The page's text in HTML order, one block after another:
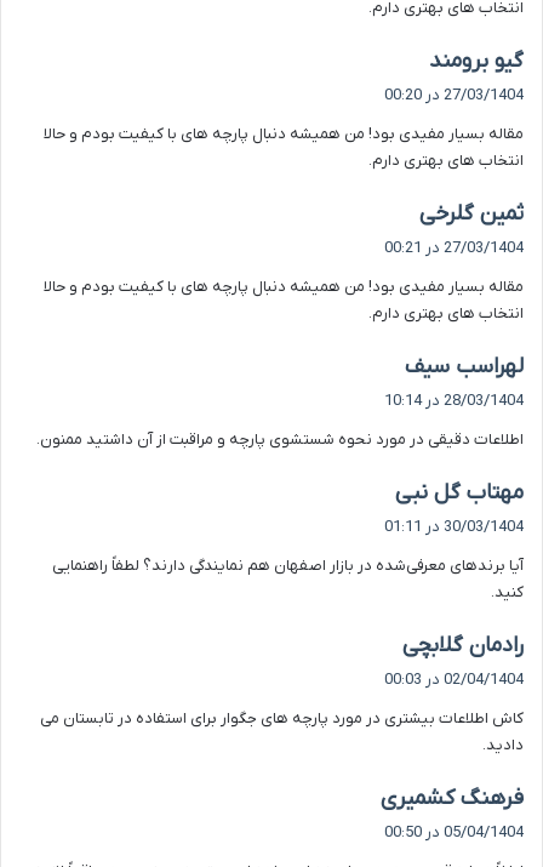
انتخاب های بهتری دارم.
گیو برومند
:
27/03/1404 در 00:20
مقاله بسیار مفیدی بود! من همیشه دنبال پارچه های با کیفیت بودم و حالا
انتخاب های بهتری دارم.
ثمین گلرخی
ف
:
27/03/1404 در 00:21
مقاله بسیار مفیدی بود! من همیشه دنبال پارچه های با کیفیت بودم و حالا
انتخاب های بهتری دارم.
لهراسب سیف
ف
:
28/03/1404 در 10:14
اطلاعات دقیقی در مورد نحوه شستشوی پارچه و مراقبت از آن داشتید ممنون.
مهتاب گل نبی
ف
:
30/03/1404 در 01:11
آیا برندهای معرفی‌شده در بازار اصفهان هم نمایندگی دارند؟ لطفاً راهنمایی
کنید.
رادمان گلابچی
ف
:
02/04/1404 در 00:03
کاش اطلاعات بیشتری در مورد پارچه های جگوار برای استفاده در تابستان می
دادید.
فرهنگ کشمیری
05/04/1404 در 00:50